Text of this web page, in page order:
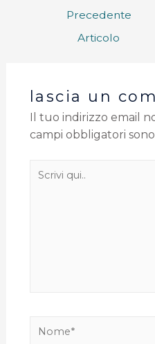
Precedente
Articolo
lascia un
Il tuo indirizzo email
campi obbligatori